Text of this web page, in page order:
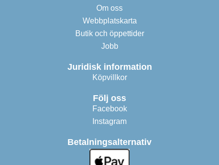
Om oss
Webbplatskarta
Butik och öppettider
Jobb
Juridisk information
Köpvillkor
Följ oss
Facebook
Instagram
Betalningsalternativ